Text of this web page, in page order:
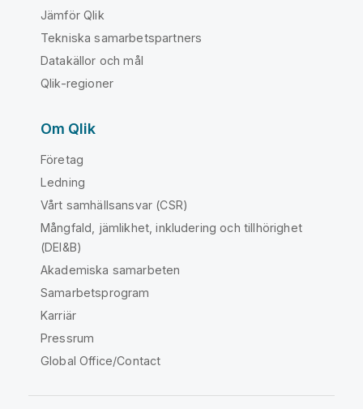
Jämför Qlik
Tekniska samarbetspartners
Datakällor och mål
Qlik-regioner
Om Qlik
Företag
Ledning
Vårt samhällsansvar (CSR)
Mångfald, jämlikhet, inkludering och tillhörighet
(DEI&B)
Akademiska samarbeten
Samarbetsprogram
Karriär
Pressrum
Global Office/Contact